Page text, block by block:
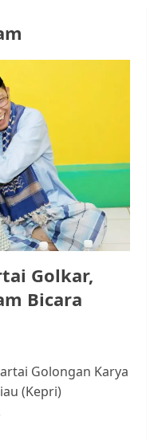
Golkar,
Bicara
Golongan Karya
(Kepri)